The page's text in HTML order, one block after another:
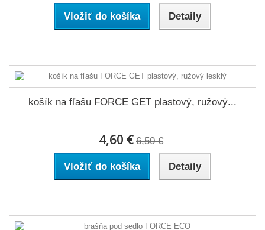
Vložiť do košíka Detaily
košík na fľašu FORCE GET plastový, ružový...
4,60 € 6,50 €
Vložiť do košíka Detaily